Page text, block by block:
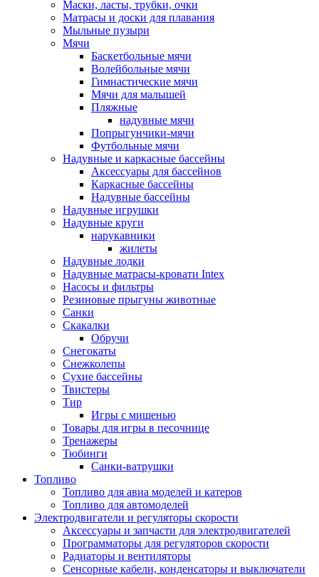
Маски, ласты, трубки, очки
Матрасы и доски для плавания
Мыльные пузыри
Мячи
Баскетбольные мячи
Волейбольные мячи
Гимнастические мячи
Мячи для малышей
Пляжные
надувные мячи
Попрыгунчики-мячи
Футбольные мячи
Надувные и каркасные бассейны
Аксессуары для бассейнов
Каркасные бассейны
Надувные бассейны
Надувные игрушки
Надувные круги
нарукавники
жилеты
Надувные лодки
Надувные матрасы-кровати Intex
Насосы и фильтры
Резиновые прыгуны животные
Санки
Скакалки
Обручи
Снегокаты
Снежколепы
Сухие бассейны
Твистеры
Тир
Игры с мишенью
Товары для игры в песочнице
Тренажеры
Тюбинги
Санки-ватрушки
Топливо
Топливо для авиа моделей и катеров
Топливо для автомоделей
Электродвигатели и регуляторы скорости
Аксессуары и запчасти для электродвигателей
Программаторы для регуляторов скорости
Радиаторы и вентиляторы
Сенсорные кабели, конденсаторы и выключатели